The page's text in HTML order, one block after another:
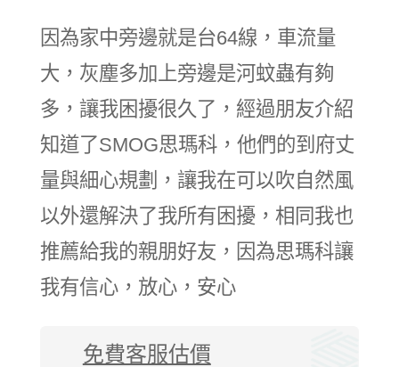
因為家中旁邊就是台64線，車流量
大，灰塵多加上旁邊是河蚊蟲有夠
多，讓我困擾很久了，經過朋友介紹
知道了SMOG思瑪科，他們的到府丈
量與細心規劃，讓我在可以吹自然風
以外還解決了我所有困擾，相同我也
推薦給我的親朋好友，因為思瑪科讓
我有信心，放心，安心
免費客服估價